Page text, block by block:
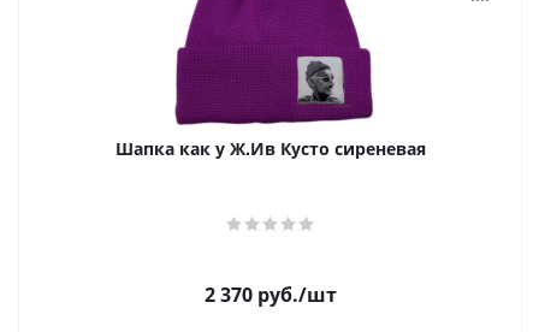
Шапка как у Ж.Ив Кусто сиреневая
2 370 руб./шт